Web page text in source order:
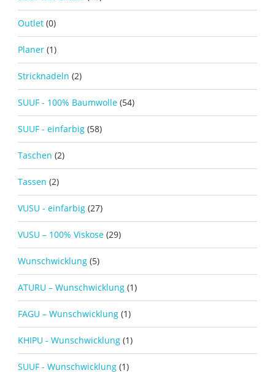
Outlet (0)
Planer (1)
Stricknadeln (2)
SUUF - 100% Baumwolle (54)
SUUF - einfarbig (58)
Taschen (2)
Tassen (2)
VUSU - einfarbig (27)
VUSU – 100% Viskose (29)
Wunschwicklung (5)
ATURU – Wunschwicklung (1)
FAGU – Wunschwicklung (1)
KHIPU - Wunschwicklung (1)
SUUF - Wunschwicklung (1)